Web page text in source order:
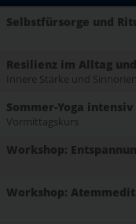
Selbstfürsorge und
Resilienz im Alltag
Innere Stärke und
Sommer-Yoga
Vormittagskurs
Workshop:
Workshop: